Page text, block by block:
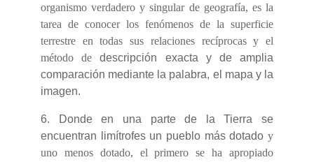
organismo verdadero y singular de geografía, es la
tarea de conocer los fenómenos de la superficie
terrestre en todas sus relaciones recíprocas y el
método dedescripción exacta y de amplia
comparación mediante la palabra, el mapa y la
imagen.
6. Donde en una parte de la Tierra se
encuentran limítrofes un pueblo más dotado y
uno menos dotado, el primero se ha apropiado